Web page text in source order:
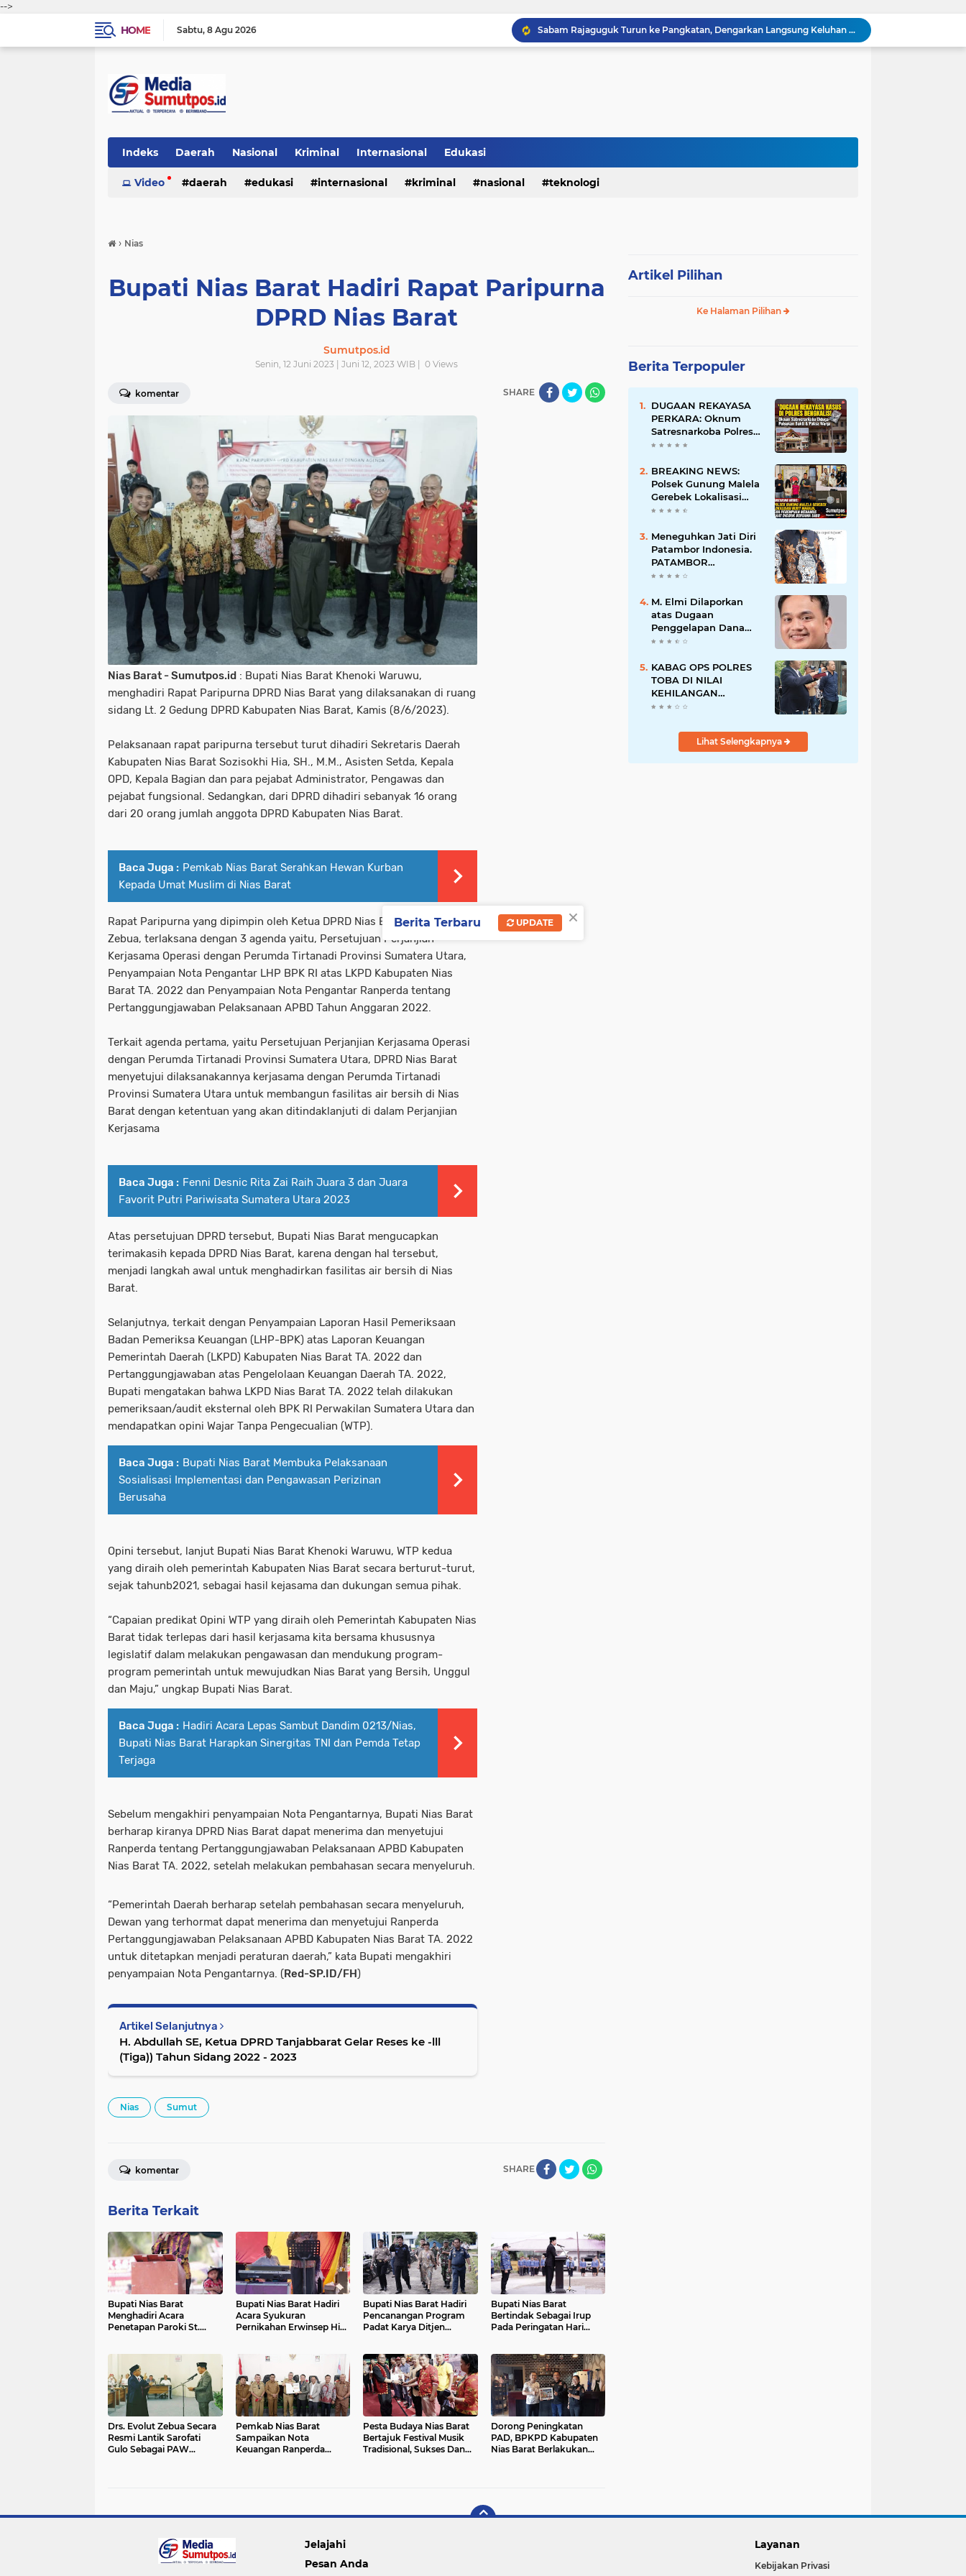
-->
HOME
Sabtu 8 Agu 2026
Sabam Rajaguguk Turun ke Pangkatan, Dengarkan Langsung Keluhan dan Harapan Warga
Dengar Langsung Jeritan Pedagang, Sabam Rajaguguk Turun ke Pasar Gelugur Rantauprapat
MEMBACA SUMATERA Balige Writers Festival 2026 Sukses Digelar. Tiga Hari Merawat Literasi, Budaya, dan Masa Depan Danau Toba
Indeks Daerah Nasional Kriminal Internasional Edukasi
Video daerah edukasi internasional kriminal nasional teknologi
› Nias
Bupati Nias Barat Hadiri Rapat Paripurna
DPRD Nias Barat
Sumutpos.id
Senin, 12 Juni 2023 | Juni 12, 2023 WIB | 0 Views
komentar SHARE
Nias Barat - Sumutpos.id : Bupati Nias Barat Khenoki Waruwu,
menghadiri Rapat Paripurna DPRD Nias Barat yang dilaksanakan di ruang
sidang Lt. 2 Gedung DPRD Kabupaten Nias Barat, Kamis (8/6/2023).
Pelaksanaan rapat paripurna tersebut turut dihadiri Sekretaris Daerah
Kabupaten Nias Barat Sozisokhi Hia, SH., M.M., Asisten Setda, Kepala
OPD, Kepala Bagian dan para pejabat Administrator, Pengawas dan
pejabat fungsional. Sedangkan, dari DPRD dihadiri sebanyak 16 orang
dari 20 orang jumlah anggota DPRD Kabupaten Nias Barat.
Baca Juga : Pemkab Nias Barat Serahkan Hewan Kurban
Kepada Umat Muslim di Nias Barat
Rapat Paripurna yang dipimpin oleh Ketua DPRD Nias Barat Drs. Evolut
Zebua, terlaksana dengan 3 agenda yaitu, Persetujuan Perjanjian
Kerjasama Operasi dengan Perumda Tirtanadi Provinsi Sumatera Utara,
Penyampaian Nota Pengantar LHP BPK RI atas LKPD Kabupaten Nias
Barat TA. 2022 dan Penyampaian Nota Pengantar Ranperda tentang
Pertanggungjawaban Pelaksanaan APBD Tahun Anggaran 2022.
Terkait agenda pertama, yaitu Persetujuan Perjanjian Kerjasama Operasi
dengan Perumda Tirtanadi Provinsi Sumatera Utara, DPRD Nias Barat
menyetujui dilaksanakannya kerjasama dengan Perumda Tirtanadi
Provinsi Sumatera Utara untuk membangun fasilitas air bersih di Nias
Barat dengan ketentuan yang akan ditindaklanjuti di dalam Perjanjian
Kerjasama
Baca Juga : Fenni Desnic Rita Zai Raih Juara 3 dan Juara
Favorit Putri Pariwisata Sumatera Utara 2023
Atas persetujuan DPRD tersebut, Bupati Nias Barat mengucapkan
terimakasih kepada DPRD Nias Barat, karena dengan hal tersebut,
menjadi langkah awal untuk menghadirkan fasilitas air bersih di Nias
Barat.
Selanjutnya, terkait dengan Penyampaian Laporan Hasil Pemeriksaan
Badan Pemeriksa Keuangan (LHP-BPK) atas Laporan Keuangan
Pemerintah Daerah (LKPD) Kabupaten Nias Barat TA. 2022 dan
Pertanggungjawaban atas Pengelolaan Keuangan Daerah TA. 2022,
Bupati mengatakan bahwa LKPD Nias Barat TA. 2022 telah dilakukan
pemeriksaan/audit eksternal oleh BPK RI Perwakilan Sumatera Utara dan
mendapatkan opini Wajar Tanpa Pengecualian (WTP).
Baca Juga : Bupati Nias Barat Membuka Pelaksanaan
Sosialisasi Implementasi dan Pengawasan Perizinan
Berusaha
Opini tersebut, lanjut Bupati Nias Barat Khenoki Waruwu, WTP kedua
yang diraih oleh pemerintah Kabupaten Nias Barat secara berturut-turut,
sejak tahunb2021, sebagai hasil kejasama dan dukungan semua pihak.
“Capaian predikat Opini WTP yang diraih oleh Pemerintah Kabupaten Nias
Barat tidak terlepas dari hasil kerjasama kita bersama khususnya
legislatif dalam melakukan pengawasan dan mendukung program-
program pemerintah untuk mewujudkan Nias Barat yang Bersih, Unggul
dan Maju,” ungkap Bupati Nias Barat.
Baca Juga : Hadiri Acara Lepas Sambut Dandim 0213/Nias,
Bupati Nias Barat Harapkan Sinergitas TNI dan Pemda Tetap
Terjaga
Sebelum mengakhiri penyampaian Nota Pengantarnya, Bupati Nias Barat
berharap kiranya DPRD Nias Barat dapat menerima dan menyetujui
Ranperda tentang Pertanggungjawaban Pelaksanaan APBD Kabupaten
Nias Barat TA. 2022, setelah melakukan pembahasan secara menyeluruh.
“Pemerintah Daerah berharap setelah pembahasan secara menyeluruh,
Dewan yang terhormat dapat menerima dan menyetujui Ranperda
Pertanggungjawaban Pelaksanaan APBD Kabupaten Nias Barat TA. 2022
untuk ditetapkan menjadi peraturan daerah,” kata Bupati mengakhiri
penyampaian Nota Pengantarnya. ( Red-SP.ID/FH )
Artikel Selanjutnya
H. Abdullah SE, Ketua DPRD Tanjabbarat Gelar Reses ke -lll
(Tiga)) Tahun Sidang 2022 - 2023
Nias Sumut
SHARE
komentar
Berita Terkait
Bupati Nias Barat
Menghadiri Acara
Penetapan Paroki St.
Mandrehe Nias Barat
Bupati Nias Barat Hadiri
Acara Syukuran
Pernikahan Erwinsep Hia
Bupati Nias Barat Hadiri
Pencanangan Program
Padat Karya Ditjen
III Sirombu
Bupati Nias Barat
Bertindak Sebagai Irup
Pada Peringatan Hari
Drs. Evolut Zebua Secara
Resmi Lantik Sarofati
Gulo Sebagai PAW
Pemkab Nias Barat
Sampaikan Nota
Keuangan Ranperda
Pesta Budaya Nias Barat
Bertajuk Festival Musik
Tradisional, Sukses Dan
Dorong Peningkatan
PAD, BPKPD Kabupaten
Nias Barat Berlakukan
Artikel Pilihan
Ke Halaman Pilihan
Berita Terpopuler
DUGAAN REKAYASA
PERKARA: Oknum
Satresnarkoba Polres
Bengkalis Diduga
Hingga Paksa Warga
Hadir di TKP
BREAKING NEWS:
Polsek Gunung Malela
Gerebek Lokalisasi
Bukit Maraja, Dua
Saat Diciduk Bersama
Sabu
Meneguhkan Jati Diri
Patambor Indonesia.
PATAMBOR
INDONESIA Akan
Jakarta.
M. Elmi Dilaporkan
atas Dugaan
Penggelapan Dana
Pensiunan Guru dan
Pastikan Proses
Hukum Berjalan
KABAG OPS POLRES
TOBA DI NILAI
KEHILANGAN
INDEPENDENSI.
PENEMBOKAN TANAH
DI LAGUBOTI DAPAT
Lihat Selengkapnya
Jelajahi
Pesan Anda
Layanan
Kebijakan Privasi
×
Berita Terbaru UPDATE